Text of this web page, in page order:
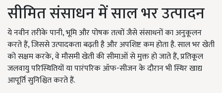
सीमित संसाधन में साल भर उत्पादन
ये नवीन तरीके पानी, भूमि और पोषक तत्वों जैसे संसाधनों का अनुकूलन
करते हैं, जिससे उत्पादकता बढ़ती है और अपशिष्ट कम होता है. साल भर खेती
को सक्षम करके, वे मौसमी खेती की सीमाओं से मुक्त हो जाते हैं, प्रतिकूल
जलवायु परिस्थितियों या पारंपरिक ऑफ-सीजन के दौरान भी स्थिर खाद्य
आपूर्ति सुनिश्चित करते हैं.